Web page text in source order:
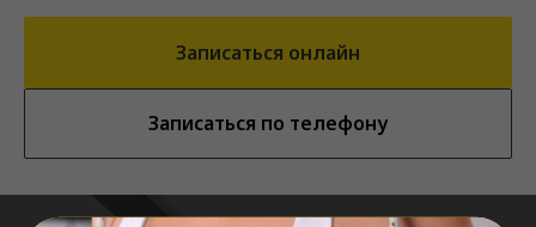
Записаться онлайн
Записаться по телефону